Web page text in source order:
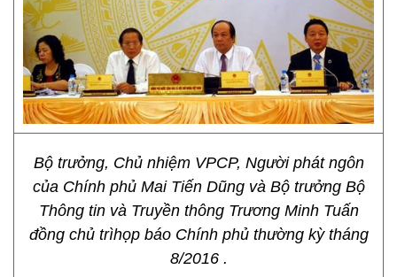
Bộ trưởng, Chủ nhiệm VPCP, Người phát ngôn
của Chính phủ Mai Tiến Dũng và Bộ trưởng Bộ
Thông tin và Truyền thông Trương Minh Tuấn
đồng chủ trìhọp báo Chính phủ thường kỳ tháng
8/2016 .